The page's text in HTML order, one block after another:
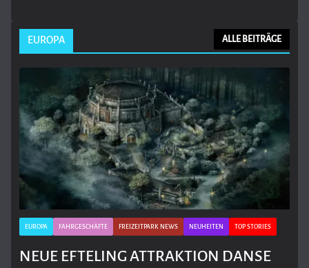
EUROPA ALLE BEITRÄGE
EUROPA FAHRGESCHÄFTE FREIZEITPARK NEWS NEUHEITEN TOP STORIES
NEUE EFTELING ATTRAKTION DANSE